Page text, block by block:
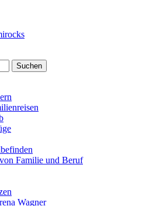
Familie und Beruf
Wagner